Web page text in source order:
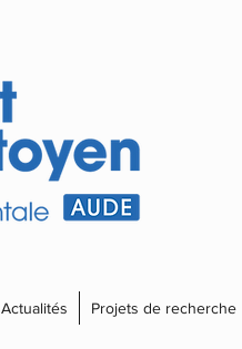
Actualités Projets de recherche